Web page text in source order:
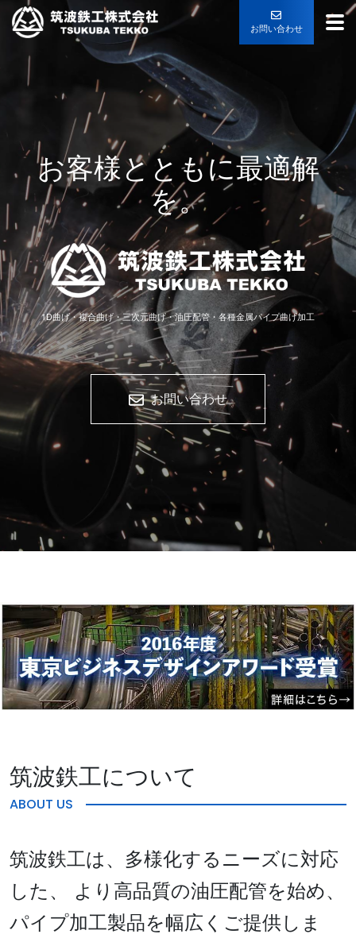
お問い合わせ
お客様とともに最適解
を。
1D曲げ・複合曲げ・三次元曲げ・油圧配管・各種金属パイプ曲げ加工
お問い合わせ
筑波鉄工について
ABOUT US
筑波鉄工は、多様化するニーズに対応
した、 より高品質の油圧配管を始め、
パイプ加工製品を幅広くご提供しま